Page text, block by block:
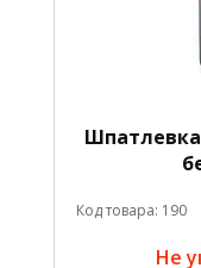
Код товара: 190
Не